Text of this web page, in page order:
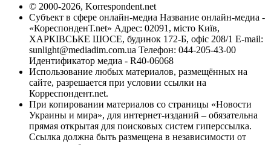
© 2000-2026, Korrespondent.net
Субъект в сфере онлайн-медиа Название онлайн-медиа -
«КореспонденТ.net» Адрес: 02091, місто Київ,
ХАРКІВСЬКЕ ШОСЕ, будинок 172-Б, офіс 208/1 E-mail:
sunlight@mediadim.com.ua Телефон: 044-205-43-00
Идентификатор медиа - R40-06068
Использование любых материалов, размещённых на
сайте, разрешается при условии ссылки на
Корреспондент.net.
При копировании материалов со страницы «Новости
Украины и мира», для интернет-изданий – обязательна
прямая открытая для поисковых систем гиперссылка.
Ссылка должна быть размещена в независимости от